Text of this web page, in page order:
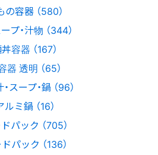
の容器 （580）
プ・汁物 （344）
容器 （167）
器 透明 （65）
スープ・鍋 （96）
ルミ鍋 （16）
パック （705）
パック （136）